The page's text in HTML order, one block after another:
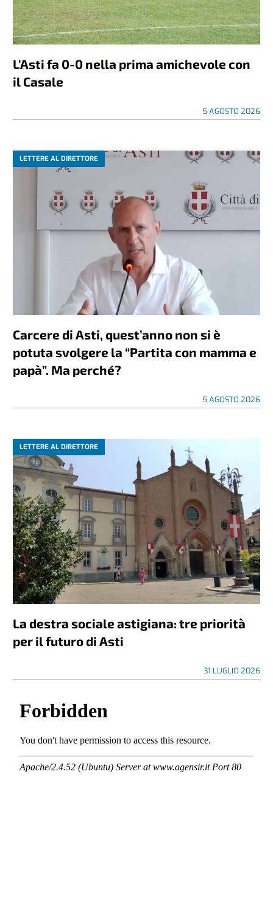
L’Asti fa 0-0 nella prima amichevole con
il Casale
5 AGOSTO 2026
LETTERE AL DIRETTORE
Carcere di Asti, quest’anno non si è
potuta svolgere la “Partita con mamma e
papà”. Ma perché?
5 AGOSTO 2026
LETTERE AL DIRETTORE
La destra sociale astigiana: tre priorità
per il futuro di Asti
31 LUGLIO 2026